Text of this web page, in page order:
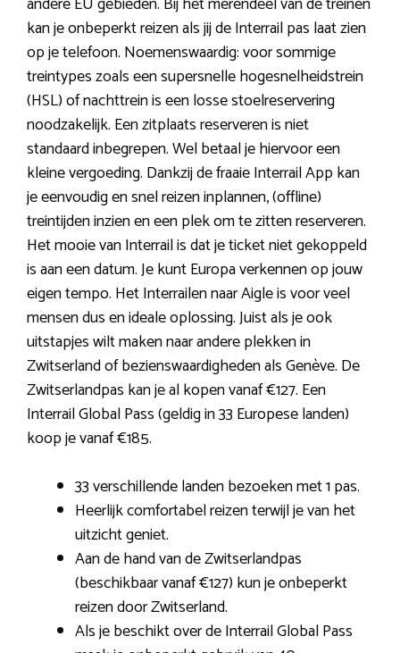
kan je onbeperkt reizen als jij de Interrail pas laat zien
op je telefoon. Noemenswaardig: voor sommige
treintypes zoals een supersnelle hogesnelheidstrein
(HSL) of nachttrein is een losse stoelreservering
noodzakelijk. Een zitplaats reserveren is niet
standaard inbegrepen. Wel betaal je hiervoor een
kleine vergoeding. Dankzij de fraaie Interrail App kan
je eenvoudig en snel reizen inplannen, (offline)
treintijden inzien en een plek om te zitten reserveren.
Het mooie van Interrail is dat je ticket niet gekoppeld
is aan een datum. Je kunt Europa verkennen op jouw
eigen tempo. Het Interrailen naar Aigle is voor veel
mensen dus en ideale oplossing. Juist als je ook
uitstapjes wilt maken naar andere plekken in
Zwitserland of bezienswaardigheden als Genève. De
Zwitserlandpas kan je al kopen vanaf €127. Een
Interrail Global Pass (geldig in 33 Europese landen)
koop je vanaf €185.
33 verschillende landen bezoeken met 1 pas.
Heerlijk comfortabel reizen terwijl je van het
uitzicht geniet.
Aan de hand van de Zwitserlandpas
(beschikbaar vanaf €127) kun je onbeperkt
reizen door Zwitserland.
Als je beschikt over de Interrail Global Pass